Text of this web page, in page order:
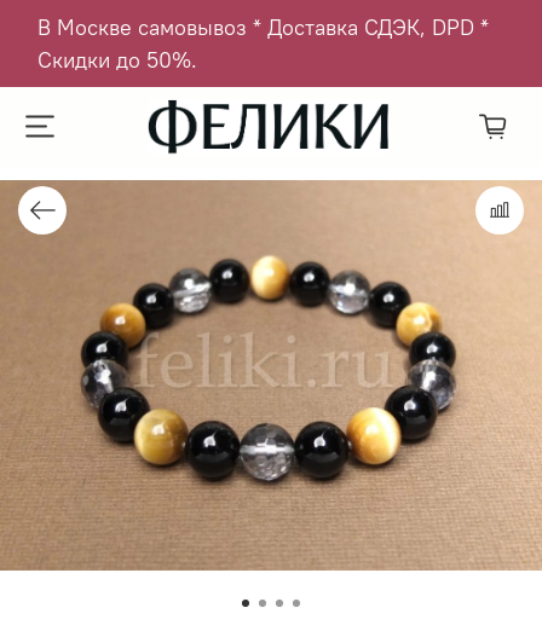
В Москве самовывоз * Доставка СДЭК, DPD *
Скидки до 50%.